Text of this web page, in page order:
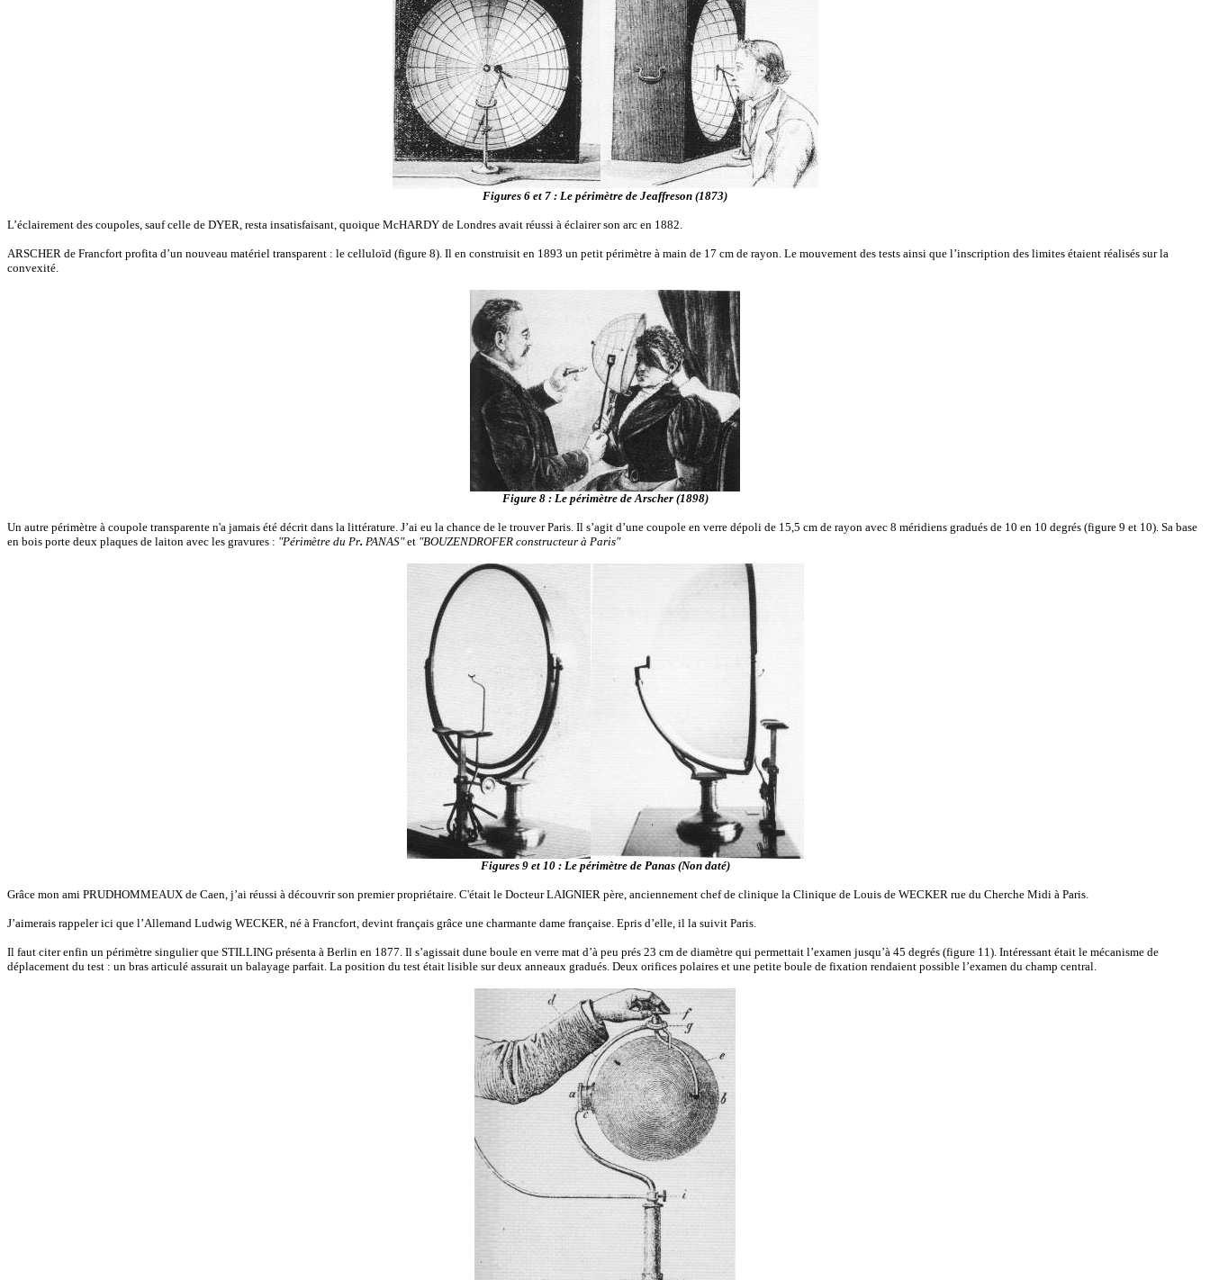
Figures 6 et 7 : Le périmètre de Jeaffreson (1873)
L’éclairement des coupoles, sauf celle de DYER, resta insatisfaisant, quoique McHARDY de Londres avait réussi à éclairer son arc en 1882.
ARSCHER de Francfort profita d’un nouveau matériel transparent : le celluloïd (figure 8). Il en construisit en 1893 un petit périmètre à main de 17 cm de rayon. Le mouvement des tests ainsi que l’inscription des limites étaient réalisés sur la
convexité.
Figure 8 : Le périmètre de Arscher (1898)
Un autre périmètre à coupole transparente n'a jamais été décrit dans la littérature. J’ai eu la chance de le trouver Paris. Il s’agit d’une coupole en verre dépoli de 15,5 cm de rayon avec 8 méridiens gradués de 10 en 10 degrés (figure 9 et 10). Sa base
en bois porte deux plaques de laiton avec les gravures : "Périmètre du Pr. PANAS"et "BOUZENDROFER constructeur à Paris"
Figures 9 et 10 : Le périmètre de Panas (Non daté)
Grâce mon ami PRUDHOMMEAUX de Caen, j’ai réussi à découvrir son premier propriétaire. C'était le Docteur LAIGNIER père, anciennement chef de clinique la Clinique de Louis de WECKER rue du Cherche Midi à Paris.
J’aimerais rappeler ici que l’Allemand Ludwig WECKER, né à Francfort, devint français grâce une charmante dame française. Epris d’elle, il la suivit Paris.
Il faut citer enfin un périmètre singulier que STILLING présenta à Berlin en 1877. Il s’agissait dune boule en verre mat d’à peu prés 23 cm de diamètre qui permettait l’examen jusqu’à 45 degrés (figure 11). Intéressant était le mécanisme de
déplacement du test : un bras articulé assurait un balayage parfait. La position du test était lisible sur deux anneaux gradués. Deux orifices polaires et une petite boule de fixation rendaient possible l’examen du champ central.